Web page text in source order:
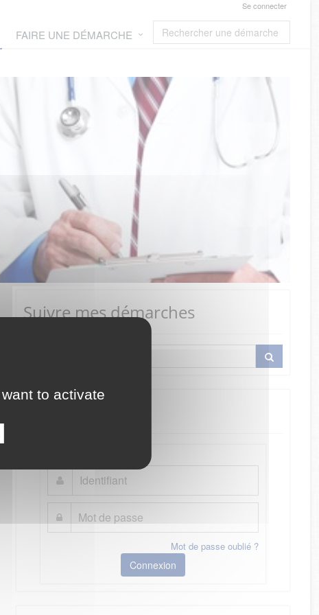
to activate
Se connecter
FAIRE UNE DÉMARCHE
Suivre mes démarches
Mot de passe oublié ?
Connexion